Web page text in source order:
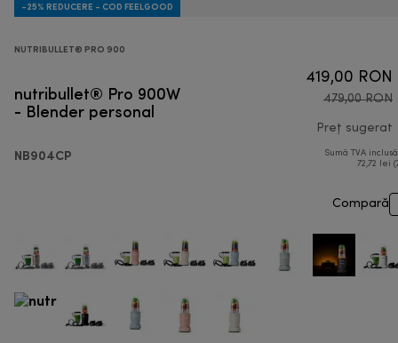
-25% REDUCERE - COD FEELGOOD
NUTRIBULLET® PRO 900
nutribullet® Pro 900W
- Blender personal
NB904CP
419,00 RON
479,00 RON
Preț sugerat
Sumă TVA
72,72 lei
Compară